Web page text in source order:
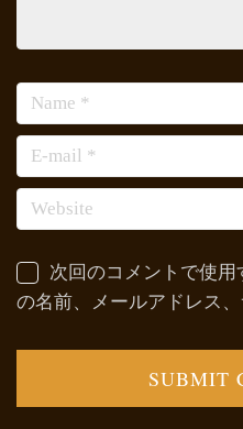
次回のコメントで使
の名前、メールアドレス、